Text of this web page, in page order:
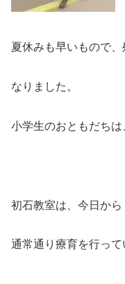
夏休みも早いもので
なりました。
小学生のおともだちは
初石教室は、今日から
通常通り療育を行って